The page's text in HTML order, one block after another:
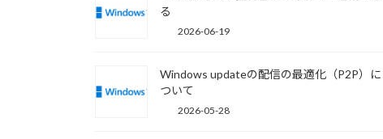
る
2026-06-19
Windows updateの配信の最適化（P2P）に
ついて
2026-05-28